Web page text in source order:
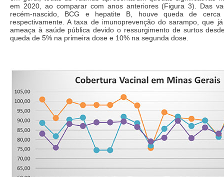
em 2020, ao comparar com anos anteriores (Figura 3). Das
recém-nascido, BCG e hepatite B, houve queda de
respectivamente. A taxa de imunoprevenção do sarampo, que
ameaça à saúde pública devido o ressurgimento de surtos
queda de 5% na primeira dose e 10% na segunda dose.